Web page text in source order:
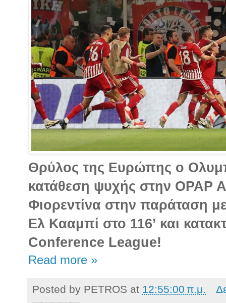
Θρύλος της Ευρώπης ο
κατάθεση ψυχής στην OPAP
Φιορεντίνα στην παράταση
Ελ Κααμπί στο 116’ και
Conference League!
Read more »
Posted by PETROS at 12:55:00 π.μ.